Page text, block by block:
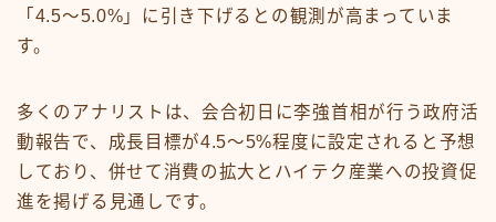
「4.5〜5.0%」に引き下げるとの観測が高まっていま
す。
多くのアナリストは、会合初日に李強首相が行う政府活
動報告で、成長目標が4.5〜5%程度に設定されると予想
しており、併せて消費の拡大とハイテク産業への投資促
進を掲げる見通しです。